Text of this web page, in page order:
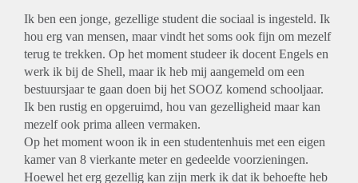
Ik ben een jonge, gezellige student die sociaal is ingesteld. Ik
hou erg van mensen, maar vindt het soms ook fijn om mezelf
terug te trekken. Op het moment studeer ik docent Engels en
werk ik bij de Shell, maar ik heb mij aangemeld om een
bestuursjaar te gaan doen bij het SOOZ komend schooljaar.
Ik ben rustig en opgeruimd, hou van gezelligheid maar kan
mezelf ook prima alleen vermaken.
Op het moment woon ik in een studentenhuis met een eigen
kamer van 8 vierkante meter en gedeelde voorzieningen.
Hoewel het erg gezellig kan zijn merk ik dat ik behoefte heb